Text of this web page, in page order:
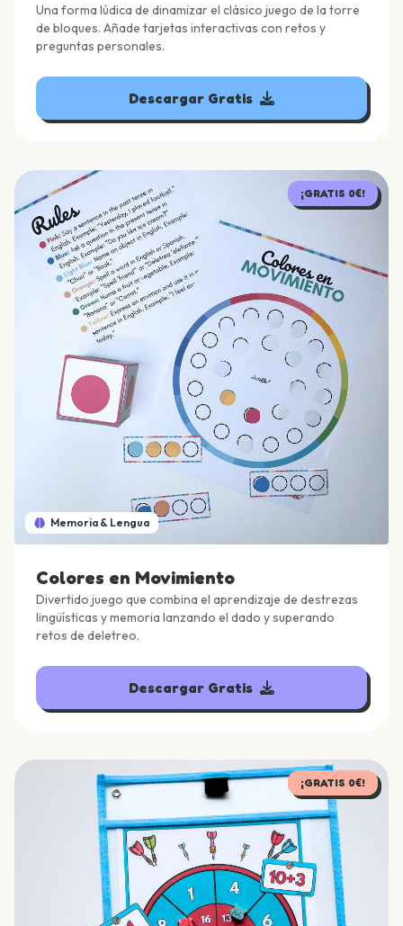
Una forma lúdica de dinamizar el clásico juego de la torre
de bloques. Añade tarjetas interactivas con retos y
preguntas personales.
Descargar Gratis
¡GRATIS 0€!
Memoria & Lengua
Colores en Movimiento
Divertido juego que combina el aprendizaje de destrezas
lingüísticas y memoria lanzando el dado y superando
retos de deletreo.
Descargar Gratis
¡GRATIS 0€!